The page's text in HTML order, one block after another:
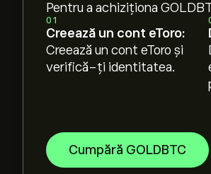
Pentru a achiziționa
01
Creează un cont eToro:
Creează un cont eToro și
verifică-ți identitatea.
Cumpără GOLDBTC